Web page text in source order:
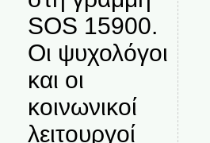
SOS 15900.
Οι ψυχολόγοι
και οι
κοινωνικοί
λειτουργοί